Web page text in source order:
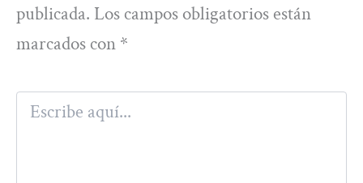
publicada. Los campos obligatorios están
marcados con *
Escribe
aquí...